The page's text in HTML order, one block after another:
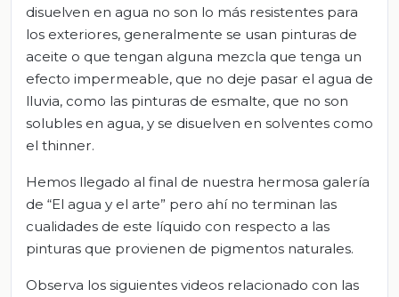
disuelven en agua no son lo más resistentes para
los exteriores, generalmente se usan pinturas de
aceite o que tengan alguna mezcla que tenga un
efecto impermeable, que no deje pasar el agua de
lluvia, como las pinturas de esmalte, que no son
solubles en agua, y se disuelven en solventes como
el thinner.
Hemos llegado al final de nuestra hermosa galería
de “El agua y el arte” pero ahí no terminan las
cualidades de este líquido con respecto a las
pinturas que provienen de pigmentos naturales.
Observa los siguientes videos relacionado con las